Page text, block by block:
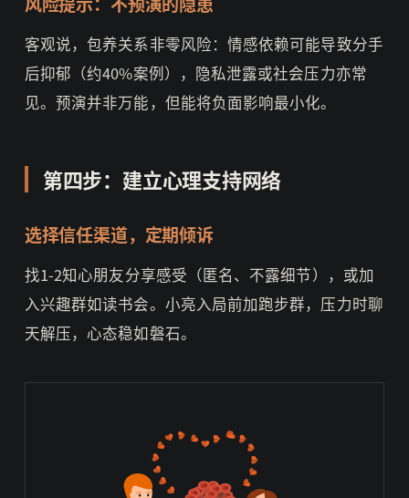
客观说，包养关系非零风险：情感依赖可能导致分手
后抑郁（约40%案例），隐私泄露或社会压力亦常
见。预演并非万能，但能将负面影响最小化。
第四步：建立心理支持网络
选择信任渠道，定期倾诉
找1-2知心朋友分享感受（匿名、不露细节），或加
入兴趣群如读书会。小亮入局前加跑步群，压力时聊
天解压，心态稳如磐石。